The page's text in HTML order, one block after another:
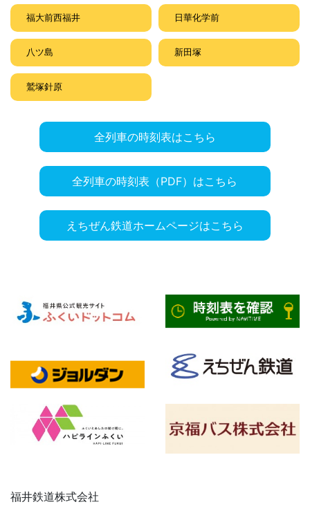
福大前西福井 日華化学前
八ツ島 新田塚
鷲塚針原
全列車の時刻表はこちら
全列車の時刻表（PDF）はこちら
えちぜん鉄道ホームページはこちら
福井鉄道株式会社